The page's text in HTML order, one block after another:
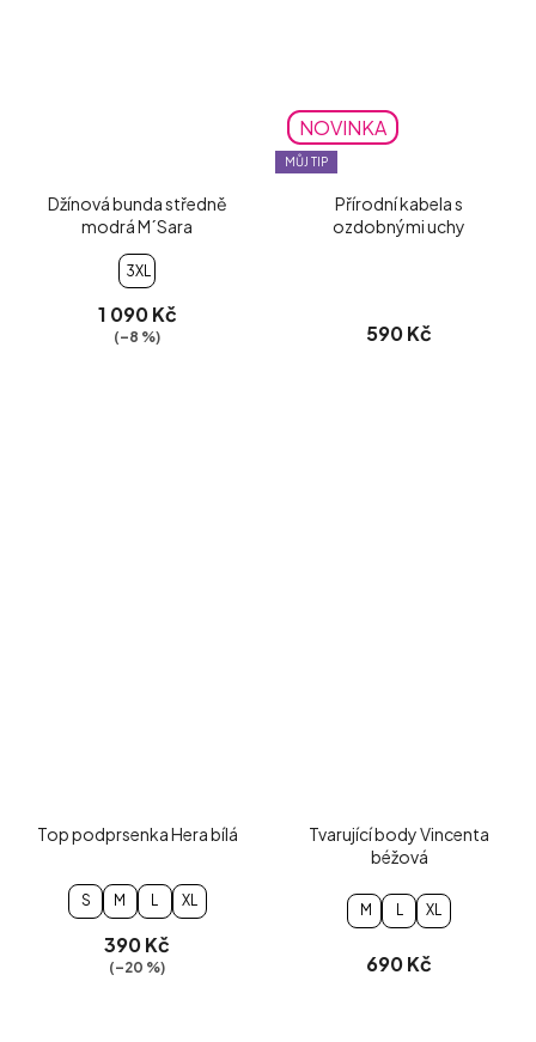
Džínová bunda středně
modrá M´Sara
3XL
1 090 Kč
(–8 %)
NOVINKA
MŮJ TIP
Přírodní kabela s
ozdobnými uchy
590 Kč
Top podprsenka Hera bílá
S M L XL
390 Kč
(–20 %)
Tvarující body Vincenta
béžová
M L XL
690 Kč